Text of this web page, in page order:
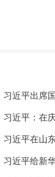
习近平在山